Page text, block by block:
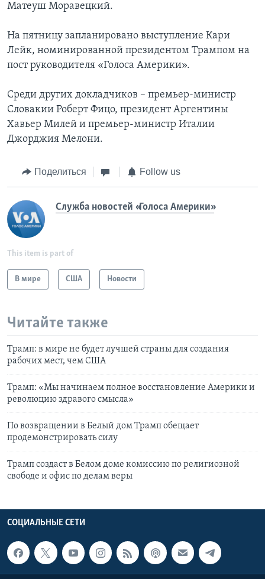
Матеуш Моравецкий.
На пятницу запланировано выступление Кари
Лейк, номинированной президентом Трампом на
пост руководителя «Голоса Америки».
Среди других докладчиков – премьер-министр
Словакии Роберт Фицо, президент Аргентины
Хавьер Милей и премьер-министр Италии
Джорджия Мелони.
Поделиться Follow us
Служба новостей «Голоса Америки»
This item is part of
В мире США Новости
Читайте также
Трамп: в мире не будет лучшей страны для создания
рабочих мест, чем США
Трамп: «Мы начинаем полное восстановление Америки и
революцию здравого смысла»
По возвращении в Белый дом Трамп обещает
продемонстрировать силу
Трамп создаст в Белом доме комиссию по религиозной
свободе и офис по делам веры
СОЦИАЛЬНЫЕ СЕТИ